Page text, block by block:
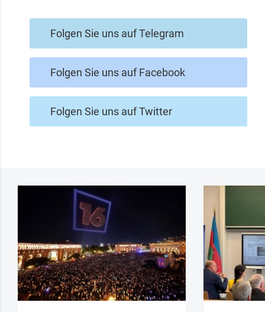
Folgen Sie uns auf Telegram
Folgen Sie uns auf Facebook
Folgen Sie uns auf Twitter